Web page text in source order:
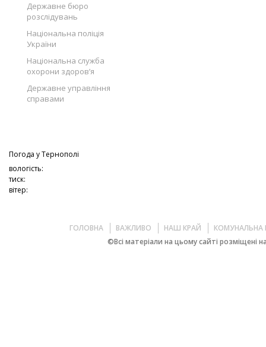
Державне бюро
розслідувань
Національна поліція
України
Національна служба
охорони здоров’я
Державне управління
справами
Погода уТернополі
вологість:
тиск:
вітер:
ГОЛОВНА ВАЖЛИВО НАШ КРАЙ
КОМУНАЛЬНА
©Всі матеріали на цьому сайті розміщені